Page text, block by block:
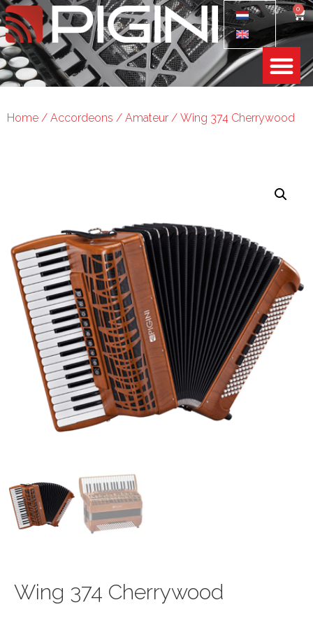
0
Home / Accordeons / Amateur / Wing 374 Cherrywood
Wing 374 Cherrywood